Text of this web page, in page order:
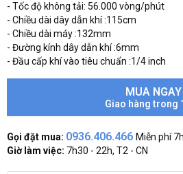
- Tốc độ không tải: 56.000 vòng/phút
- Chiều dài dây dẫn khí :115cm
- Chiều dài máy :132mm
- Đường kính dây dẫn khí :6mm
- Đầu cấp khí vào tiêu chuẩn :1/4 inch
MUA NGAY
Giao hàng trong
Gọi đặt mua: 0936.406.466 Miễn phí
Giờ làm việc: 7h30 - 22h, T2 - CN